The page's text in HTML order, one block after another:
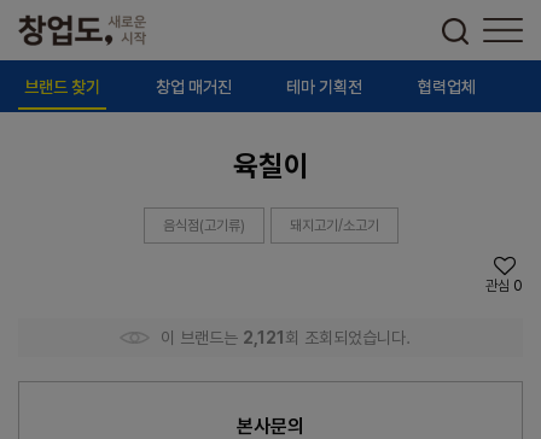
브랜드 찾기 창업 매거진 테마 기획전 협력업체
육칠이
음식점(고기류) 돼지고기/소고기
관심 0
이 브랜드는 2,121 회 조회되었습니다.
본사문의